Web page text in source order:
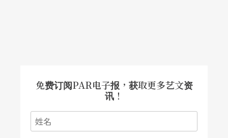
本里走了出来，跟我们平起平坐。最重要的是，他
们继承了文化系统，但性格上已脱离原来的框架。
而1983年我看到的《薪传》呢？它天生就在说著
免费订阅PAR电子报，获取更多艺文资
讯！